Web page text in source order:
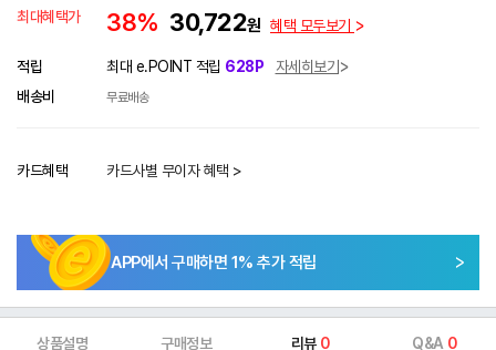
최대혜택가
38% 30,722원 혜택 모두보기
적립 최대 e.POINT 적립 628P
자세히보기
배송비
무료배송
카드혜택 카드사별 무이자 혜택 >
APP에서 구매하면 1% 추가 적립
상품설명 구매정보 리뷰 0 Q&A 0